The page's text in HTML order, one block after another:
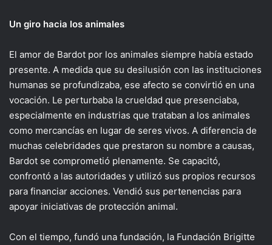
Un giro hacia los animales
El amor de Bardot por los animales siempre había estado
presente. A medida que su desilusión con las instituciones
humanas se profundizaba, ese afecto se convirtió en una
vocación. Le perturbaba la crueldad que presenciaba,
especialmente en industrias que trataban a los animales
como mercancías en lugar de seres vivos. A diferencia de
muchas celebridades que prestaron su nombre a causas,
Bardot se comprometió plenamente. Se capacitó,
confrontó a las autoridades y utilizó sus propios recursos
para financiar acciones. Vendió sus pertenencias para
apoyar iniciativas de protección animal.
Con el tiempo, fundó una fundación, la Fundación Brigitte